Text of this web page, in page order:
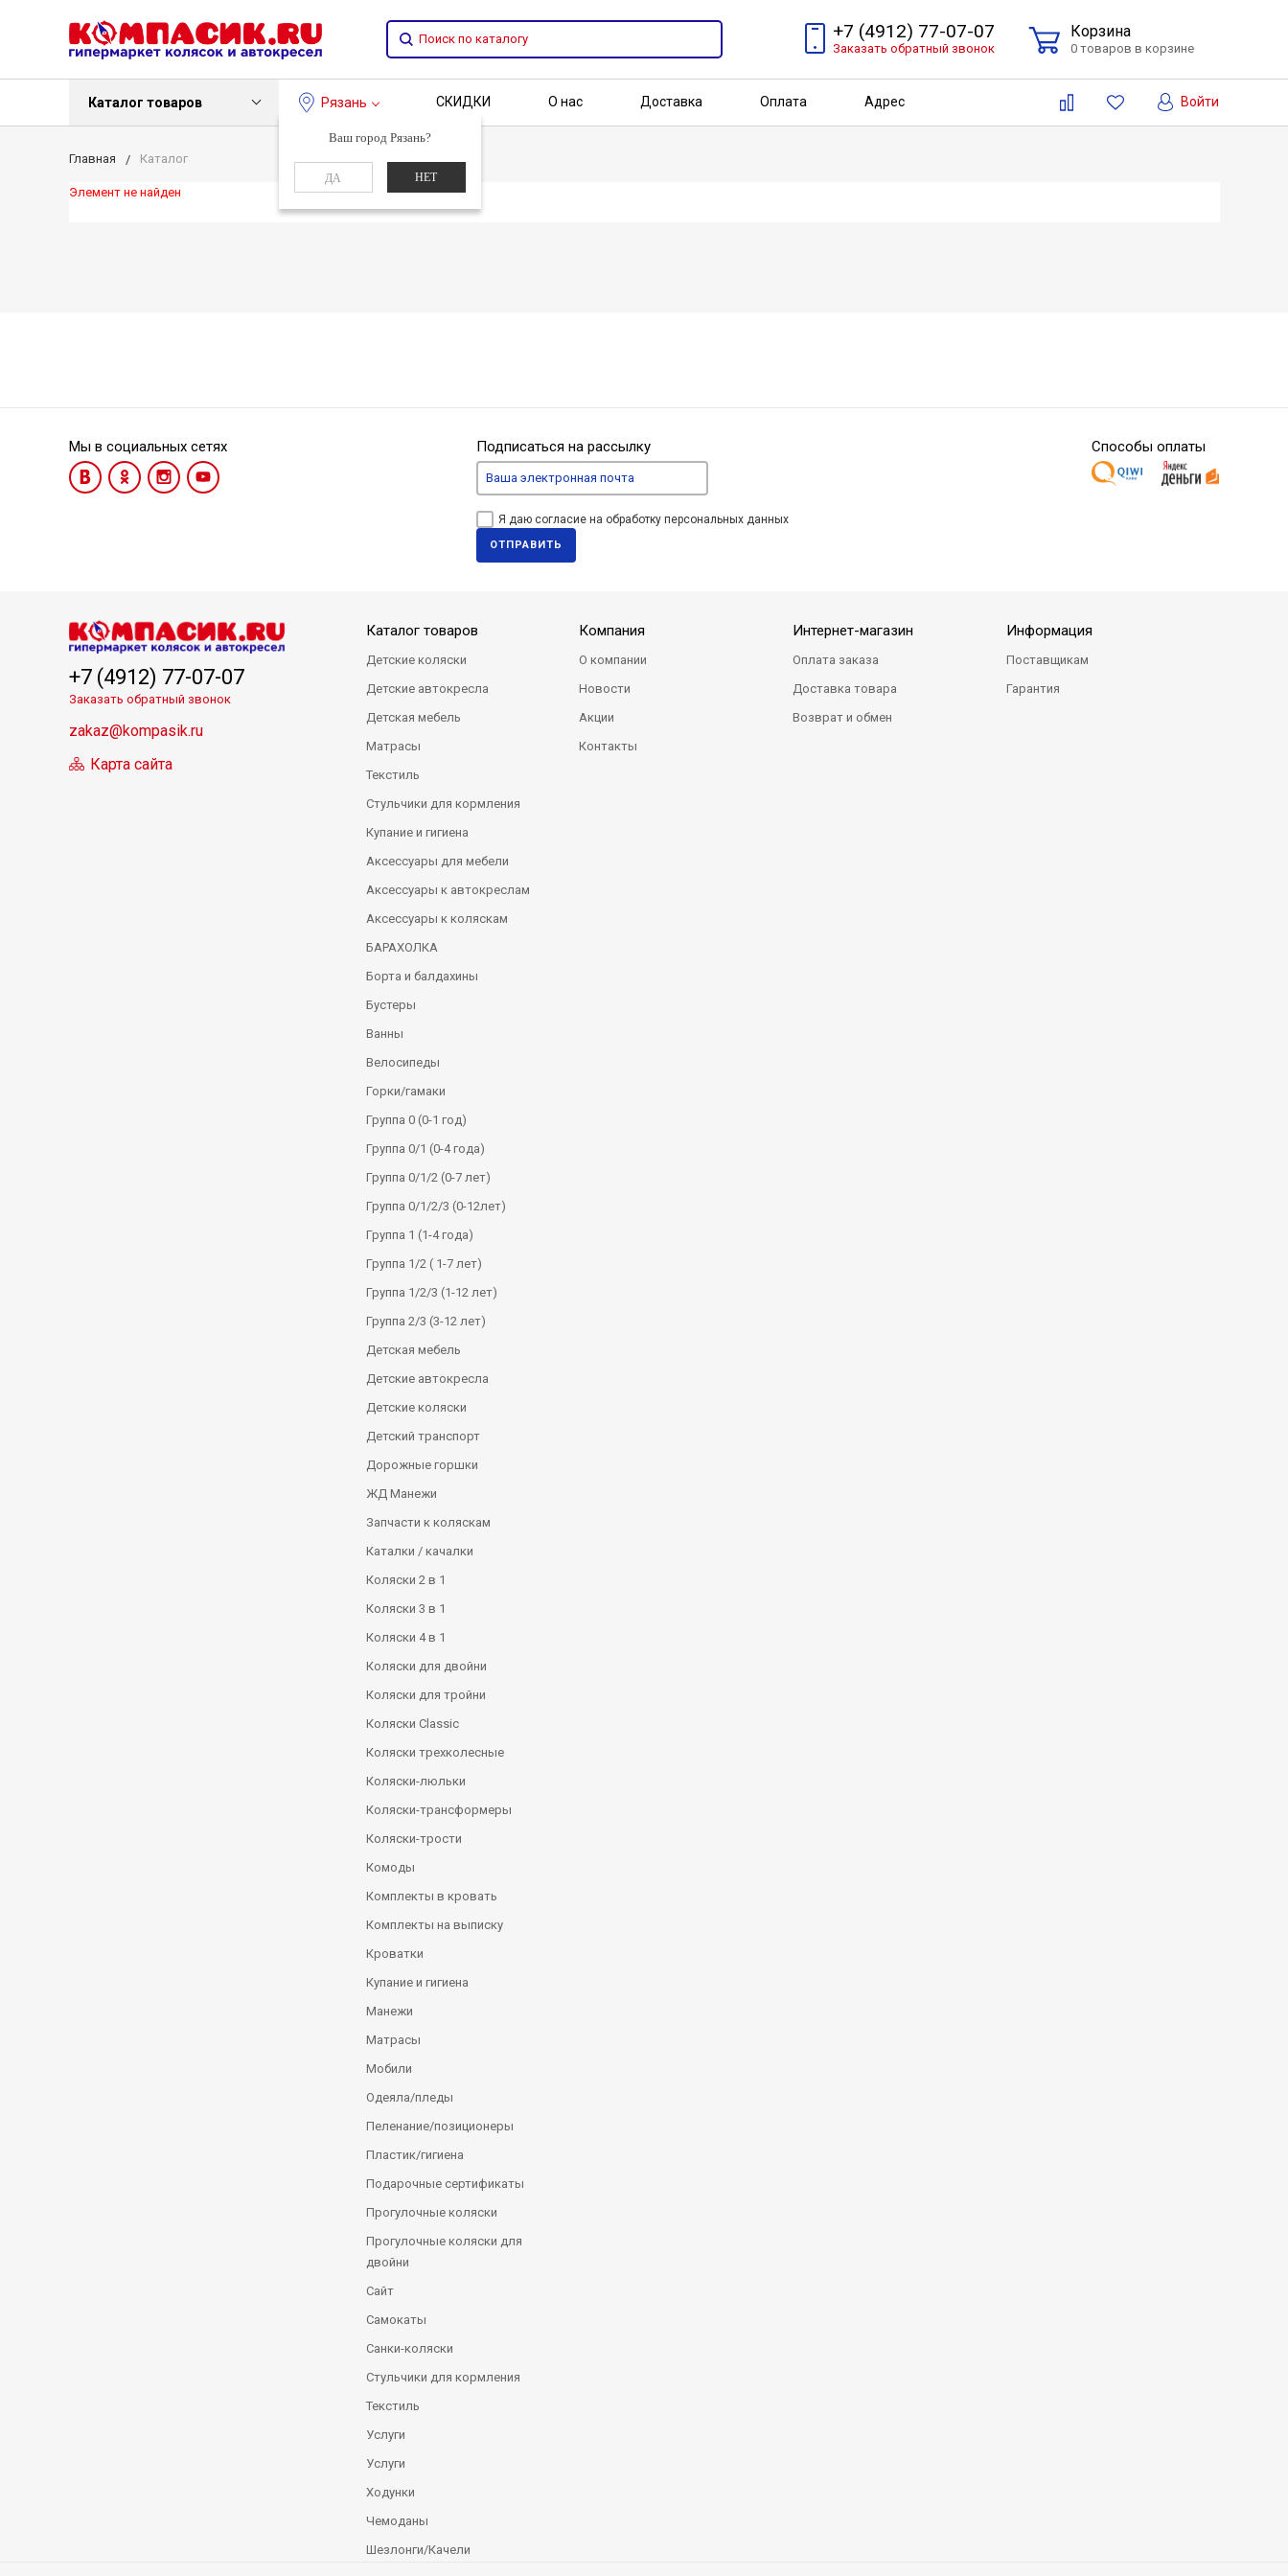
+7 (4912) 77-07-07
Заказать обратный звонок
Корзина
0 товаров в корзине
Каталог товаров Рязань
Ваш город Рязань?
ДА НЕТ
СКИДКИ О нас Доставка Оплата Адрес Войти
Главная Каталог
Элемент не найден
Мы в социальных сетях Подписаться на рассылку
Я даю согласие на обработку персональных данных
ОТПРАВИТЬ
Способы оплаты
+7 (4912) 77-07-07
Заказать обратный звонок
zakaz@kompasik.ru
Карта сайта
Каталог товаров
Детские коляски
Детские автокресла
Детская мебель
Матрасы
Текстиль
Стульчики для кормления
Купание и гигиена
Аксессуары для мебели
Аксессуары к автокреслам
Аксессуары к коляскам
БАРАХОЛКА
Борта и балдахины
Бустеры
Ванны
Велосипеды
Горки/гамаки
Группа 0 (0-1 год)
Группа 0/1 (0-4 года)
Группа 0/1/2 (0-7 лет)
Группа 0/1/2/3 (0-12лет)
Группа 1 (1-4 года)
Группа 1/2 ( 1-7 лет)
Группа 1/2/3 (1-12 лет)
Группа 2/3 (3-12 лет)
Детская мебель
Детские автокресла
Детские коляски
Детский транспорт
Дорожные горшки
ЖД Манежи
Запчасти к коляскам
Каталки / качалки
Коляски 2 в 1
Коляски 3 в 1
Коляски 4 в 1
Коляски для двойни
Коляски для тройни
Коляски Сlassic
Коляски трехколесные
Коляски-люльки
Коляски-трансформеры
Коляски-трости
Комоды
Комплекты в кровать
Комплекты на выписку
Кроватки
Купание и гигиена
Манежи
Матрасы
Мобили
Одеяла/пледы
Пеленание/позиционеры
Пластик/гигиена
Подарочные сертификаты
Прогулочные коляски
Прогулочные коляски для
двойни
Сайт
Самокаты
Санки-коляски
Стульчики для кормления
Текстиль
Услуги
Услуги
Ходунки
Чемоданы
Шезлонги/Качели
Компания
О компании
Новости
Акции
Контакты
Интернет-магазин
Оплата заказа
Доставка товара
Возврат и обмен
Информация
Поставщикам
Гарантия